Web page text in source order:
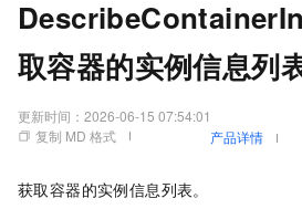
取容器的实例信息列
更新时间： 2026-06-15 07:54:01
复制 MD 格式
产品详情
获取容器的实例信息列表。